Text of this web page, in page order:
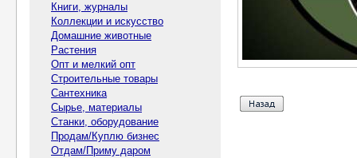
Книги, журналы
Коллекции и искусство
Домашние животные
Растения
Опт и мелкий опт
Строительные товары
Сантехника
Сырье, материалы
Станки, оборудование
Продам/Куплю бизнес
Отдам/Приму даром